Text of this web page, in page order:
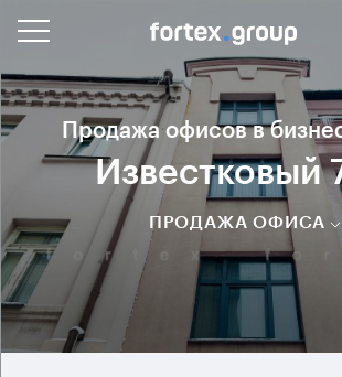
Продажа офисов в
Известковый
ПРОДАЖА ОФИСА